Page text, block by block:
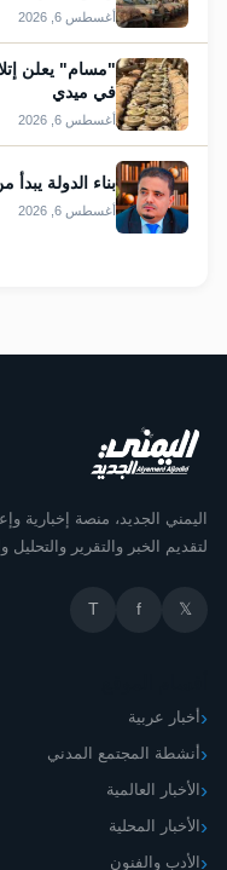
أغسطس 6, 2026
في ميدي
أغسطس 6, 2026
بناء الدولة
أغسطس 6, 2026
اليمني الجديد، منصة إخبارية
لتقديم الخبر والتقرير
𝕏
f
T
أخبار عربية
أنشطة المجتمع المدني
الأخبار العالمية
الأخبار المحلية
الأدب والفنون